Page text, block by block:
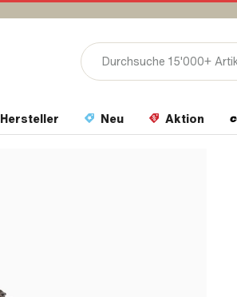
Hersteller Neu Aktion